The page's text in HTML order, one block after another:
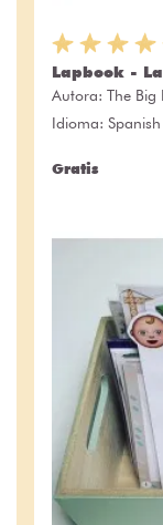
Lapbook -
Autora: The Big
Idioma: Spanish
Gratis